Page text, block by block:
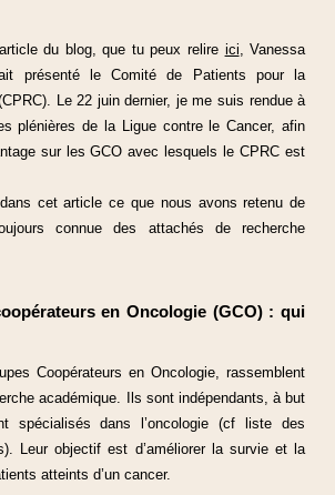
du blog, que tu peux relire ici , Vanessa
présenté le Comité de Patients pour la
Le 22 juin dernier, je me suis rendue à
plénières de la Ligue contre le Cancer, afin
sur les GCO avec lesquels le CPRC est
cet article ce que nous avons retenu de
connue des attachés de recherche
en Oncologie (GCO) : qui
Coopérateurs en Oncologie, rassemblent
académique. Ils sont indépendants, à but
spécialisés dans l’oncologie (cf liste des
Leur objectif est d’améliorer la survie et la
atteints d’un cancer.